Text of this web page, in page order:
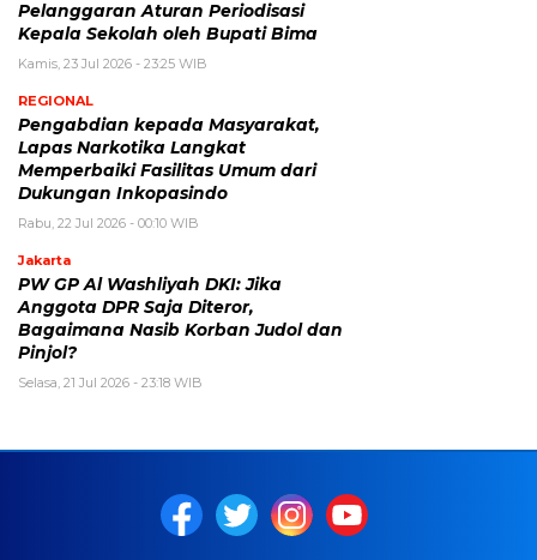
Pelanggaran Aturan Periodisasi
Kepala Sekolah oleh Bupati Bima
Kamis, 23 Jul 2026 - 23:25 WIB
REGIONAL
Pengabdian kepada Masyarakat,
Lapas Narkotika Langkat
Memperbaiki Fasilitas Umum dari
Dukungan Inkopasindo
Rabu, 22 Jul 2026 - 00:10 WIB
Jakarta
PW GP Al Washliyah DKI: Jika
Anggota DPR Saja Diteror,
Bagaimana Nasib Korban Judol dan
Pinjol?
Selasa, 21 Jul 2026 - 23:18 WIB